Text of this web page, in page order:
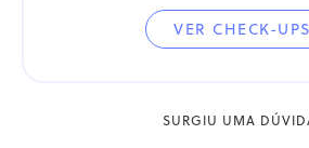
SURGIU UMA
VER CHECK-UPS